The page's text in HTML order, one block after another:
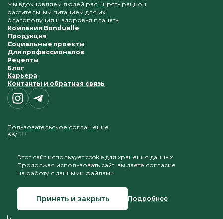
Мы вдохновляем людей расширять рацион
растительным питанием для их
благополучия и здоровья планеты
Компания Bonduelle
Продукция
Социальные проекты
Для профессионалов
Рецепты
Блог
Карьера
Контакты и обратная связь
Пользовательское соглашение
KK RU
Приветствуется копирование и размещение
материалов при условии сохранения ссылки на наш
© 2026 Bonduelle Казахстан
Создание сайта
Этот сайт использует cookie для хранения данных.
Продолжая использовать сайт, вы даете согласие
на работу с данными файлами.
Принять и закрыть Подробнее